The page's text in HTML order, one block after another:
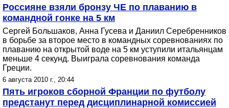
Россияне взяли бронзу ЧЕ по плаванию в
командной гонке на 5 км
Сергей Большаков, Анна Гусева и Даниил Серебренников
в борьбе за второе место в командных соревнованиях по
плаванию на открытой воде на 5 км уступили итальянцам
меньше 4 секунд. Выиграла соревнования команда
Греции.
6 августа 2010 г., 20:44
Пять игроков сборной Франции по футболу
предстанут перед дисциплинарной комиссией